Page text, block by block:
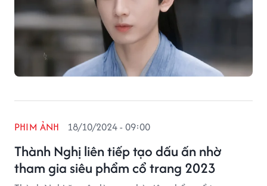
Thành Nghị liên tiếp tạo dấu ấn nhờ
tham gia siêu phẩm cổ trang 2023
PHIM ẢNH 18/10/2024 - 09:00